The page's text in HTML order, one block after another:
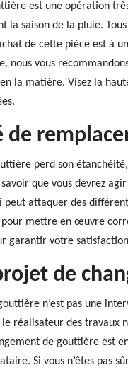
est une opération
la saison de la pluie.
de cette pièce est à
nous vous
la matière. Visez la
de
perd son
que vous devrez
peut attaquer des
mettre en œuvre
garantir votre
de
n’est pas une
le réalisateur des travaux
de gouttière est
Si vous n’êtes pas